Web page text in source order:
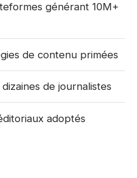
générant 10M+
de contenu primées
de journalistes
adoptés